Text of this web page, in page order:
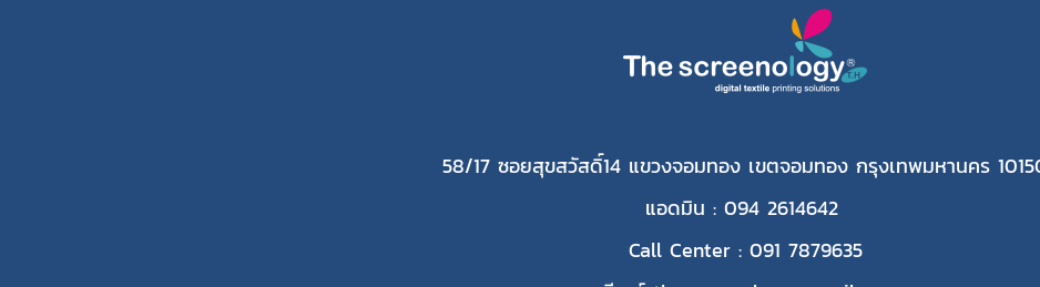
58/17 ซอยสุขสวัสดิ์14 แขวงจอมทอง เขตจอมทอง กรุงเทพมหานคร
แอดมิน : 094 2614642
Call Center : 091 7879635